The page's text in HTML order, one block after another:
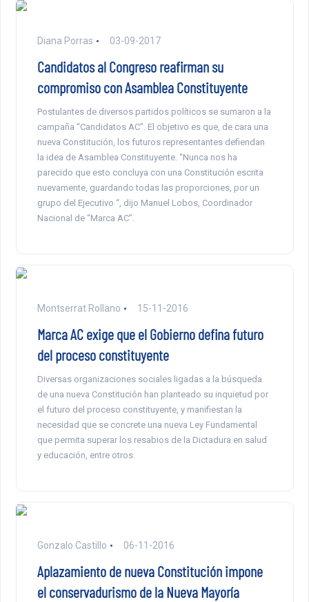
Diana Porras 03-09-2017
Candidatos al Congreso reafirman su
compromiso con Asamblea Constituyente
Postulantes de diversos partidos políticos se sumaron a la
campaña “Candidatos AC”. El objetivo es que, de cara una
nueva Constitución, los futuros representantes defiendan
la idea de Asamblea Constituyente. “Nunca nos ha
parecido que esto concluya con una Constitución escrita
nuevamente, guardando todas las proporciones, por un
grupo del Ejecutivo “, dijo Manuel Lobos, Coordinador
Nacional de “Marca AC”.
Montserrat Rollano 15-11-2016
Marca AC exige que el Gobierno defina futuro
del proceso constituyente
Diversas organizaciones sociales ligadas a la búsqueda
de una nueva Constitución han planteado su inquietud por
el futuro del proceso constituyente, y manifiestan la
necesidad que se concrete una nueva Ley Fundamental
que permita superar los resabios de la Dictadura en salud
y educación, entre otros.
Gonzalo Castillo 06-11-2016
Aplazamiento de nueva Constitución impone
el conservadurismo de la Nueva Mayoría